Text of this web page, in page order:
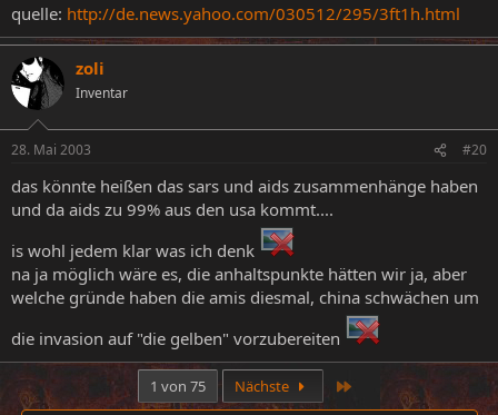
quelle: http://de.news.yahoo.com/030512/295/3ft1h.html
zoli
Inventar
28. Mai 2003 #20
das könnte heißen das sars und aids zusammenhänge haben
und da aids zu 99% aus den usa kommt....
is wohl jedem klar was ich denk
na ja möglich wäre es, die anhaltspunkte hätten wir ja, aber
welche gründe haben die amis diesmal, china schwächen um
die invasion auf "die gelben" vorzubereiten
1 von 75 Nächste